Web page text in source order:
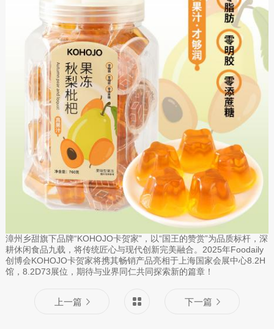
漳州乡甜旗下品牌“KOHOJO卡贺家”，以“国王的赞赏”为品质标杆，深
耕休闲食品九载，将传统匠心与现代创新完美融合。2025年Foodaily
创博会KOHOJO卡贺家将携其畅销产品亮相于上海国家会展中心8.2H
馆，8.2D73展位，期待与业界同仁共同探索新的篇章！
上一篇 下一篇